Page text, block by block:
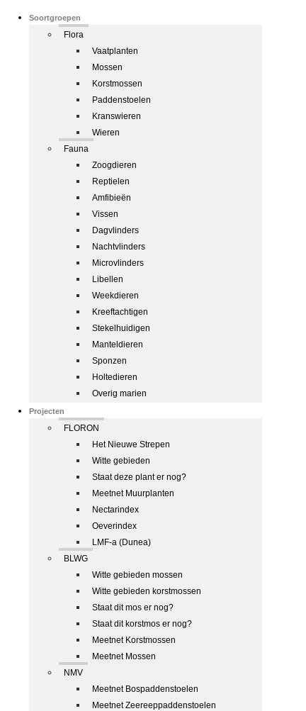
Soortgroepen
Flora
Vaatplanten
Mossen
Korstmossen
Paddenstoelen
Kranswieren
Wieren
Fauna
Zoogdieren
Reptielen
Amfibieën
Vissen
Dagvlinders
Nachtvlinders
Microvlinders
Libellen
Weekdieren
Kreeftachtigen
Stekelhuidigen
Manteldieren
Sponzen
Holtedieren
Overig marien
Projecten
FLORON
Het Nieuwe Strepen
Witte gebieden
Staat deze plant er nog?
Meetnet Muurplanten
Nectarindex
Oeverindex
LMF-a (Dunea)
BLWG
Witte gebieden mossen
Witte gebieden korstmossen
Staat dit mos er nog?
Staat dit korstmos er nog?
Meetnet Korstmossen
Meetnet Mossen
NMV
Meetnet Bospaddenstoelen
Meetnet Zeereeppaddenstoelen